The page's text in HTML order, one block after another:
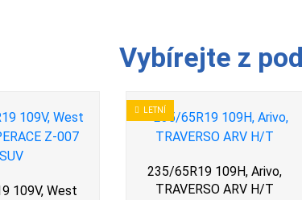
Vybírejte z
109V, West
LETNÍ
235/65R19 109H, Arivo,
TRAVERSO ARV H/T